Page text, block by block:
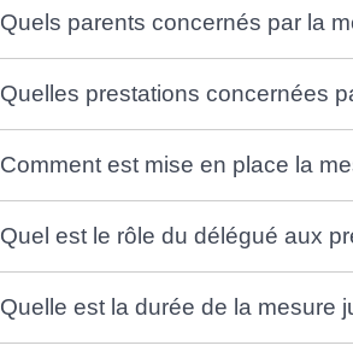
Quels parents concernés par la
Quelles prestations concernées
Comment est mise en place la
Quel est le rôle du délégué aux
Quelle est la durée de la mesure